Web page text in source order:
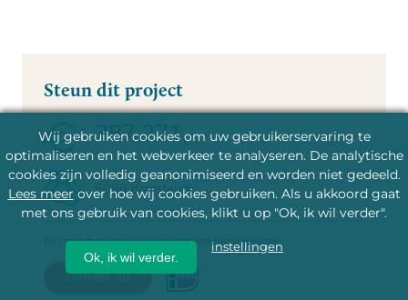
Steun dit project
387.271,-
5080 donateurs
Bij crowdfunding is elk bedrag van harte welkom
Doneer nu
Wij gebruiken cookies om uw gebruikerservaring te
optimaliseren en het webverkeer te analyseren. De analytische
cookies zijn volledig geanonimiseerd en worden niet gedeeld.
Lees meerover hoe wij cookies gebruiken. Als u akkoord gaat
met ons gebruik van cookies, klikt u op "Ok, ik wil verder".
Ok, ik wil verder.
instellingen